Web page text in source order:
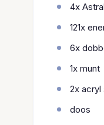
4x
121x
6x
1x munt
2x acryl
doos